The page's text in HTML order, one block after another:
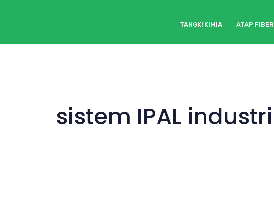
TANGKI KIMIA ATAP FIBER
sistem IPAL industri